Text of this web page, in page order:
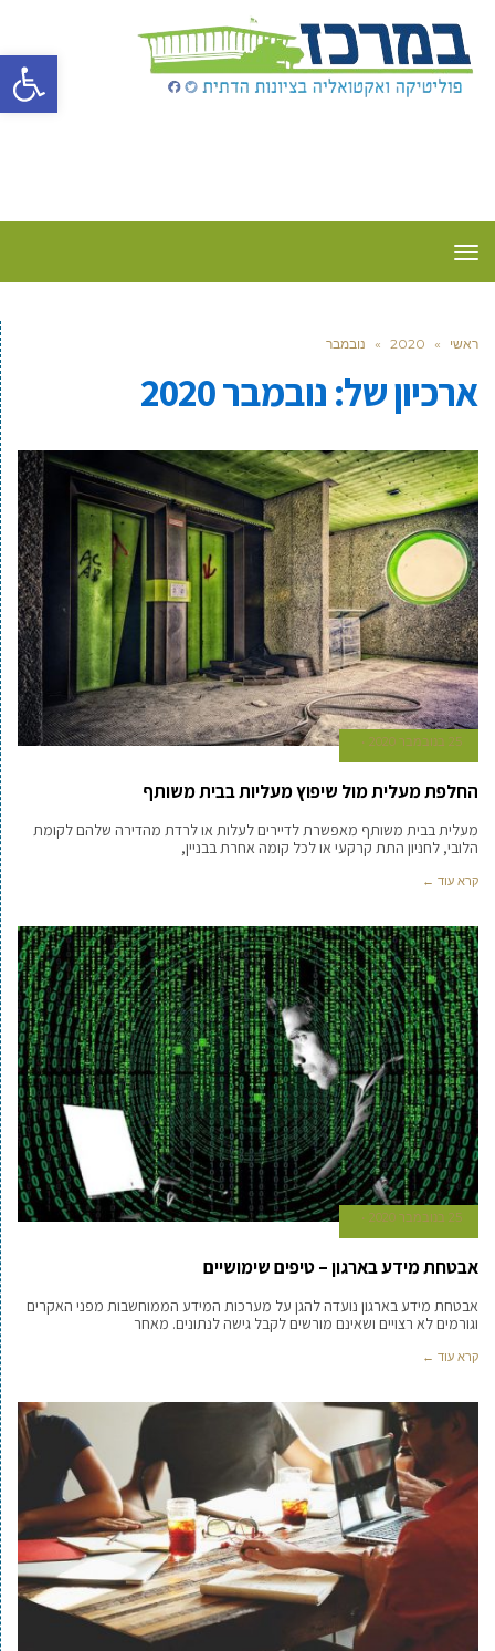
פתח
תפריט
ראשי »
2020
» נובמבר
ארכיון של:נובמבר 2020
25 בנובמבר 2020
החלפת מעלית מול שיפוץ מעליות בבית משותף
מעלית בבית משותף מאפשרת לדיירים לעלות או לרדת מהדירה שלהם לקומת
הלובי, לחניון התת קרקעי או לכל קומה אחרת בבניין,
קרא עוד ←
25 בנובמבר 2020
אבטחת מידע בארגון – טיפים שימושיים
אבטחת מידע בארגון נועדה להגן על מערכות המידע הממוחשבות מפני האקרים
וגורמים לא רצויים ושאינם מורשים לקבל גישה לנתונים. מאחר
קרא עוד ←